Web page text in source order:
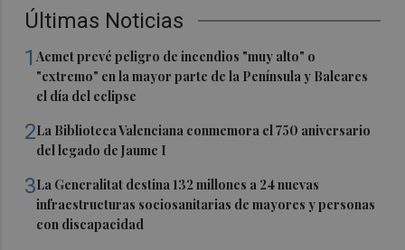
Últimas Noticias
1Aemet prevé peligro de incendios "muy alto" o
"extremo" en la mayor parte de la Península y Baleares
el día del eclipse
2La Biblioteca Valenciana conmemora el 750 aniversario
del legado de Jaume I
3La Generalitat destina 132 millones a 24 nuevas
infraestructuras sociosanitarias de mayores y personas
con discapacidad